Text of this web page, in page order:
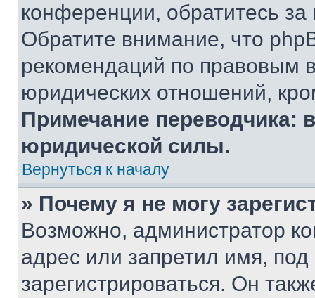
конференции, обратитесь
Обратите внимание, что
рекомендаций по правовым
юридических отношений,
Примечание переводчика:
юридической силы.
Вернуться к началу
» Почему я не могу
Возможно, администратор
адрес или запретил имя,
зарегистрироваться. Он